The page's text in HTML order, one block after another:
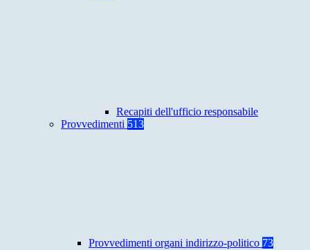
Recapiti dell'ufficio responsabile
Provvedimenti 513
Provvedimenti organi indirizzo-politico 73